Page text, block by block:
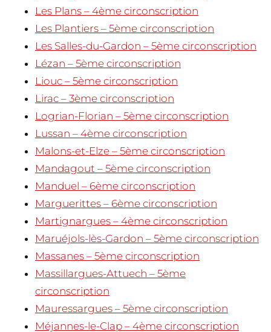
Les Plans – 4ème circonscription
Les Plantiers – 5ème circonscription
Les Salles-du-Gardon – 5ème circonscription
Lézan – 5ème circonscription
Liouc – 5ème circonscription
Lirac – 3ème circonscription
Logrian-Florian – 5ème circonscription
Lussan – 4ème circonscription
Malons-et-Elze – 5ème circonscription
Mandagout – 5ème circonscription
Manduel – 6ème circonscription
Marguerittes – 6ème circonscription
Martignargues – 4ème circonscription
Maruéjols-lès-Gardon – 5ème circonscription
Massanes – 5ème circonscription
Massillargues-Attuech – 5ème
circonscription
Mauressargues – 5ème circonscription
Méjannes-le-Clap – 4ème circonscription